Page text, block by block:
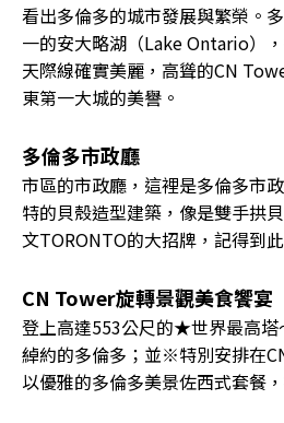
看出多倫多的城市發展與繁榮。
一的安大略湖（Lake Ontario）
天際線確實美麗，高聳的CN
東第一大城的美譽。
多倫多市政廳
市區的市政廳，這裡是多倫多市
特的貝殼造型建築，像是雙手拱
文TORONTO的大招牌，記得到
CN Tower旋轉景觀美食饗宴
登上高達553公尺的★世界最高
綽約的多倫多；並※特別安排在
以優雅的多倫多美景佐西式套餐